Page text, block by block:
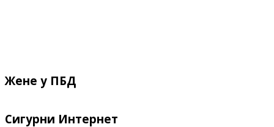
Жене у ПБД
Сигурни Интернет